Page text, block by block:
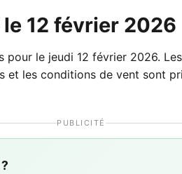
12 février 2026
le jeudi 12 février 2026.
les conditions de vent sont
PUBLICITÉ